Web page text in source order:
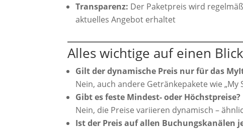
Transparenz: Der Paketpreis wird
aktuelles Angebot erhaltet
Alles wichtige auf einen Blick
Gilt der dynamische Preis nur für das
Nein, auch andere Getränkepakete wie
Gibt es feste Mindest- oder Höchstpreise?
Nein, die Preise variieren dynamisch –
Ist der Preis auf allen Buchungskanälen